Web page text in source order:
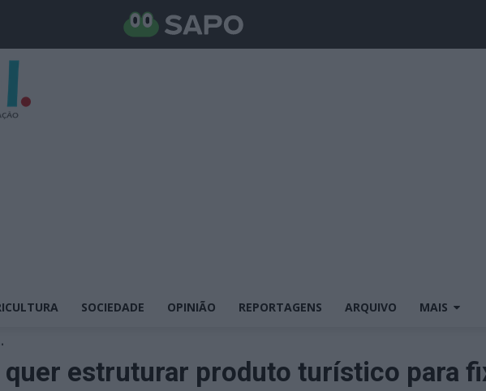
SOCIEDADE OPINIÃO REPORTAGENS ARQUIVO MAIS
quer estruturar produto turístico para